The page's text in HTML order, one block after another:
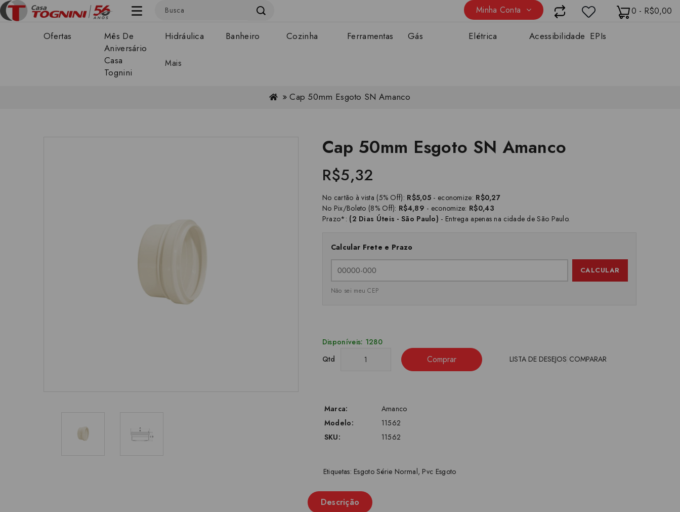
0 - R$0,00
Minha Conta
Ofertas
Mês De
Aniversário
Casa
Tognini
Hidráulica Banheiro Cozinha Ferramentas Gás Elétrica Acessibilidade EPIs
Mais
Cap 50mm Esgoto SN Amanco
Cap 50mm Esgoto SN Amanco
R$5,32
No cartão à vista (5% Off): R$5,05 - economize: R$0,27
No Pix/Boleto (8% Off): R$4,89 - economize: R$0,43
Prazo*: (2 Dias Úteis - São Paulo) - Entrega apenas na cidade de São Paulo.
Calcular Frete e Prazo
CALCULAR
Não sei meu CEP
Disponíveis: 1280
Qtd
Comprar LISTA DE DESEJOS COMPARAR
Marca:
Amanco
Modelo:
11562
SKU:
11562
Etiquetas: Esgoto Série Normal, Pvc Esgoto
Descrição